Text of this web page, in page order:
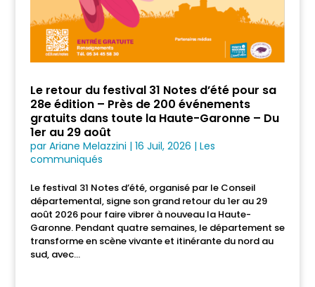
Le retour du festival 31 Notes d’été pour sa
28e édition – Près de 200 événements
gratuits dans toute la Haute-Garonne – Du
1er au 29 août
par Ariane Melazzini | 16 Juil, 2026 | Les
communiqués
Le festival 31 Notes d’été, organisé par le Conseil
départemental, signe son grand retour du 1er au 29
août 2026 pour faire vibrer à nouveau la Haute-
Garonne. Pendant quatre semaines, le département se
transforme en scène vivante et itinérante du nord au
sud, avec...